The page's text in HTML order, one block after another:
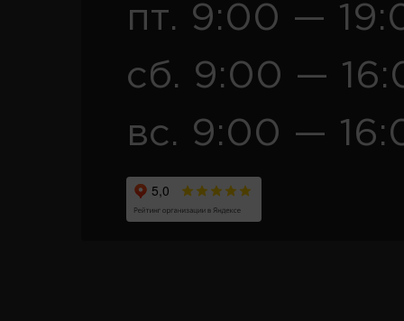
пт. 9:00 —
сб. 9:00 —
вс. 9:00 —